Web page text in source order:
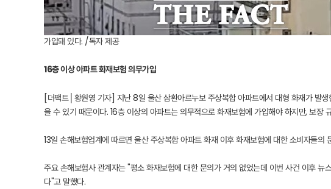
가입돼 있다. /독자 제공
16층 이상 아파트 화재보험 의무가입
[더팩트│황원영 기자] 지난 8일 울산 삼환아르누보 주상복합 아파트에서 대형 화재가 발
을 수 있기 때문이다. 16층 이상의 아파트는 의무적으로 화재보험에 가입해야 하지만, 보장
13일 손해보험업계에 따르면 울산 주상복합 아파트 화재 이후 화재보험에 대한 소비자들
주요 손해보험사 관계자는 "평소 화재보험에 대한 문의가 거의 없었는데 이번 사건 이후
다"고 말했다.